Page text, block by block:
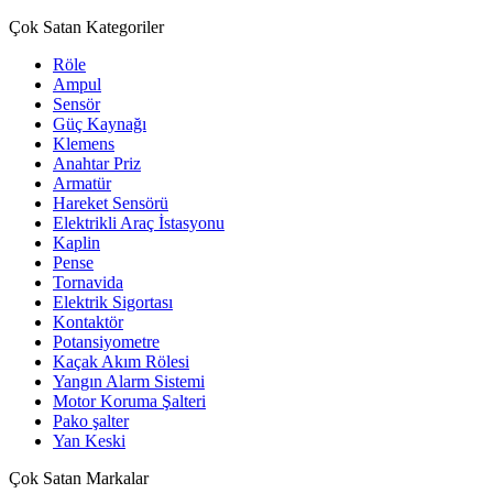
Çok Satan Kategoriler
Röle
Ampul
Sensör
Güç Kaynağı
Klemens
Anahtar Priz
Armatür
Hareket Sensörü
Elektrikli Araç İstasyonu
Kaplin
Pense
Tornavida
Elektrik Sigortası
Kontaktör
Potansiyometre
Kaçak Akım Rölesi
Yangın Alarm Sistemi
Motor Koruma Şalteri
Pako şalter
Yan Keski
Çok Satan Markalar